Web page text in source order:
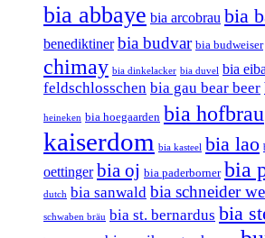
bia abbaye bia arcobrau bia
benediktiner bia budvar bia budweiser
chimay bia dinkelacker bia duvel bia
feldschlosschen bia gau bear beer
heineken bia hoegaarden bia hofbrau
kaiserdom bia kasteel bia lao
oettinger bia oj bia paderborner bia
dutch bia sanwald bia schneider
schwaben bräu bia st. bernardus bia